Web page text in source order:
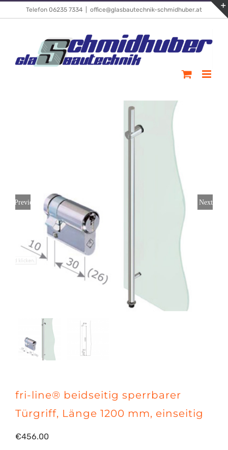
Telefon 06235 7334 office@glasbautechnik-schmidhuber.at
Previous Next
fri-line® beidseitig sperrbarer
Türgriff, Länge 1200 mm, einseitig
€456.00